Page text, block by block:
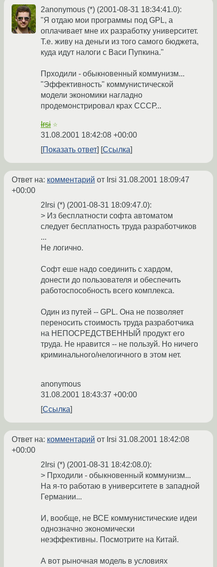
2anonymous (*) (2001-08-31 18:34:41.0):
"Я отдаю мои программы под GPL, а
оплачивает мне их разработку университет.
Т.е. живу на деньги из того самого бюджета,
куда идут налоги с Васи Пупкина."
Прходили - обыкновенный коммунизм...
"Эффективность" коммунистической
модели экономики нагладно
продемонстрировал крах СССР...
Irsi ☆
31.08.2001 18:42:08 +00:00
Показать ответ
Ссылка
Ответ на: комментарий от Irsi 31.08.2001 18:09:47
+00:00
2Irsi (*) (2001-08-31 18:09:47.0):
> Из бесплатности софта автоматом
следует бесплатность труда разработчиков
...
Не логично.
Софт еше надо соединить с хардом,
донести до пользователя и обеспечить
работоспособность всего комплекса.
Один из путей -- GPL. Она не позволяет
переносить стоимость труда разработчика
на НЕПОСРЕДСТВЕННЫЙ продукт его
труда. Не нравится -- не пользуй. Но ничего
криминального/нелогичного в этом нет.
anonymous
31.08.2001 18:43:37 +00:00
Ссылка
Ответ на: комментарий от Irsi 31.08.2001 18:42:08
+00:00
2Irsi (*) (2001-08-31 18:42:08.0):
> Прходили - обыкновенный коммунизм...
На я-то работаю в университете в западной
Германии...
И, вообще, не ВСЕ коммунистические идеи
однозначно экономически
неэффективны. Посмотрите на Китай.
А вот рыночная модель в условиях